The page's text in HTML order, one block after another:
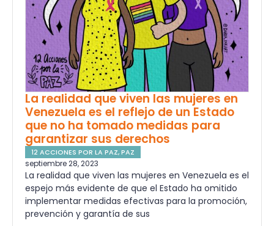
La realidad que viven las mujeres en
Venezuela es el reflejo de un Estado
que no ha tomado medidas para
garantizar sus derechos
12 ACCIONES POR LA PAZ,PAZ
septiembre 28, 2023
La realidad que viven las mujeres en Venezuela es el
espejo más evidente de que el Estado ha omitido
implementar medidas efectivas para la promoción,
prevención y garantía de sus